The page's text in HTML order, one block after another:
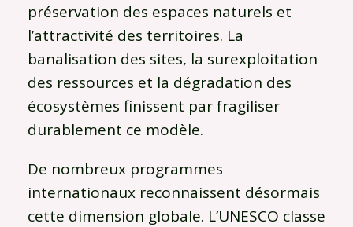
préservation des espaces naturels et
l’attractivité des territoires. La
banalisation des sites, la surexploitation
des ressources et la dégradation des
écosystèmes finissent par fragiliser
durablement ce modèle.
De nombreux programmes
internationaux reconnaissent désormais
cette dimension globale. L’UNESCO classe